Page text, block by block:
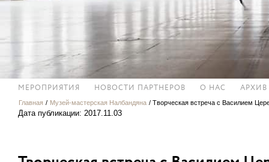
МЕРОПРИЯТИЯ НОВОСТИ ПАРТНЕРОВ О НАС АРХИВ
Главная / Музей-мастерская Налбандяна / Творческая встреча с Василием
Дата публикации: 2017.11.03